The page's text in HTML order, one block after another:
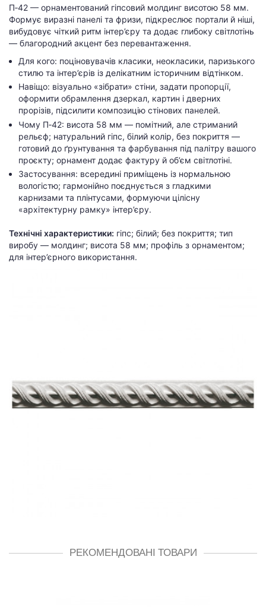
П‑42 — орнаментований гіпсовий молдинг висотою 58 мм.
Формує виразні панелі та фризи, підкреслює портали й ніші,
вибудовує чіткий ритм інтер’єру та додає глибоку світлотінь
— благородний акцент без перевантаження.
Для кого: поціновувачів класики, неокласики, паризького
стилю та інтер’єрів із делікатним історичним відтінком.
Навіщо: візуально «зібрати» стіни, задати пропорції,
оформити обрамлення дзеркал, картин і дверних
прорізів, підсилити композицію стінових панелей.
Чому П‑42: висота 58 мм — помітний, але стриманий
рельєф; натуральний гіпс, білий колір, без покриття —
готовий до ґрунтування та фарбування під палітру вашого
проєкту; орнамент додає фактуру й об’єм світлотіні.
Застосування: всередині приміщень із нормальною
вологістю; гармонійно поєднується з гладкими
карнизами та плінтусами, формуючи цілісну
«архітектурну рамку» інтер’єру.
Технічні характеристики: гіпс; білий; без покриття; тип
виробу — молдинг; висота 58 мм; профіль з орнаментом;
для інтер’єрного використання.
РЕКОМЕНДОВАНІ ТОВАРИ